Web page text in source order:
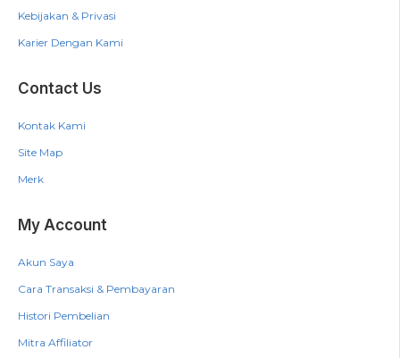
Kebijakan & Privasi
Karier Dengan Kami
Contact Us
Kontak Kami
Site Map
Merk
My Account
Akun Saya
Cara Transaksi & Pembayaran
Histori Pembelian
Mitra Affiliator